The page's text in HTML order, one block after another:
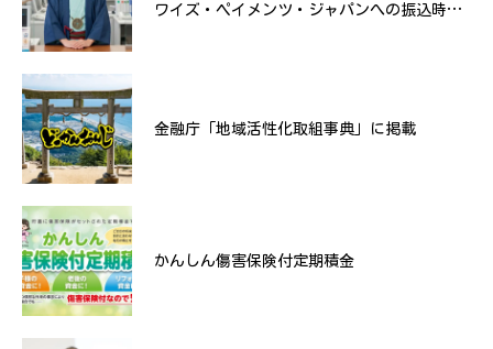
ワイズ・ペイメンツ・ジャパンへの振込時の
金融庁「地域活性化取組事典」に掲載
かんしん傷害保険付定期積金